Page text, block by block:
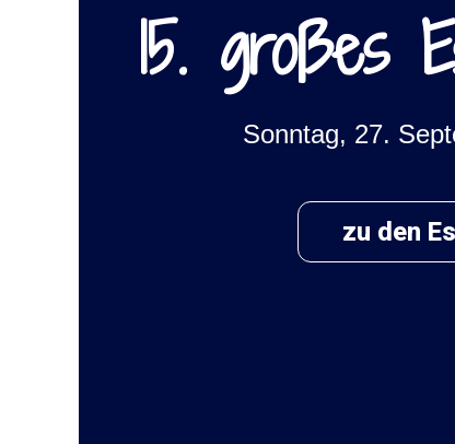
15. großes
Sonntag, 27.
zu den